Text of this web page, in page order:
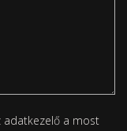
adatkezelő a most